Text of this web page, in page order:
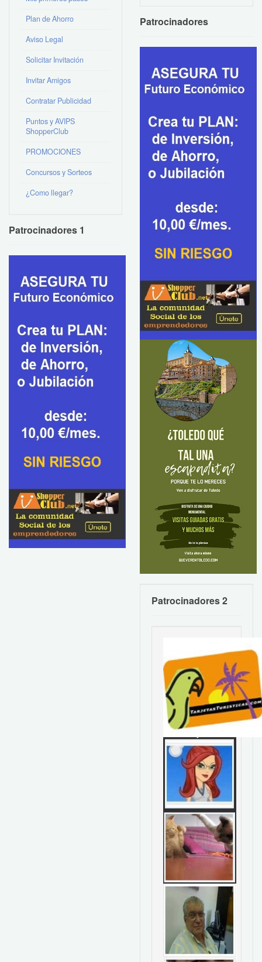
Plan de Ahorro
Aviso Legal
Solicitar Invitación
Invitar Amigos
Contratar Publicidad
Puntos y AVIPS
ShopperClub
PROMOCIONES
Concursos y Sorteos
¿Como llegar?
Patrocinadores 1
Patrocinadores
Patrocinadores 2